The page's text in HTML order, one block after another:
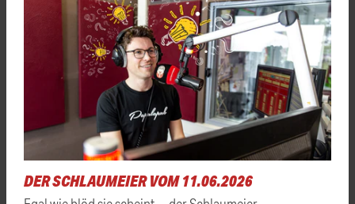
DER SCHLAUMEIER VOM 11.06.2026